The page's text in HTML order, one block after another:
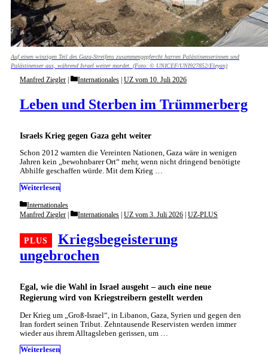
Auf einen winzigen Teil des Gaza-Streifens zusammengepfercht harren Palästinenserinnen und
Palästinenser aus, während Israel weiter mordet. (Foto: © UNICEF/UNI927852/Eleyan)
Israels Krieg gegen Gaza geht weiter
Leben und Sterben im Trümmerberg
Manfred Ziegler Categories
Internationales | UZ vom 10. Juli 2026
Schon 2012 warnten die Vereinten Nationen, Gaza wäre in wenigen
Jahren kein „bewohnbarer Ort“ mehr, wenn nicht dringend benötigte
Abhilfe geschaffen würde. Mit dem Krieg …
Weiterlesen
Categories
Internationales
Egal, wie die Wahl in Israel ausgeht – auch eine neue
Regierung wird von Kriegstreibern gestellt werden
Kriegsbegeisterung
ungebrochen
Manfred Ziegler Categories
Internationales UZ vom 3. Juli 2026 UZ-PLUS
Der Krieg um „Groß-Israel“, in Libanon, Gaza, Syrien und gegen den
Iran fordert seinen Tribut. Zehntausende Reservisten werden immer
wieder aus ihrem Alltagsleben gerissen, um …
Weiterlesen